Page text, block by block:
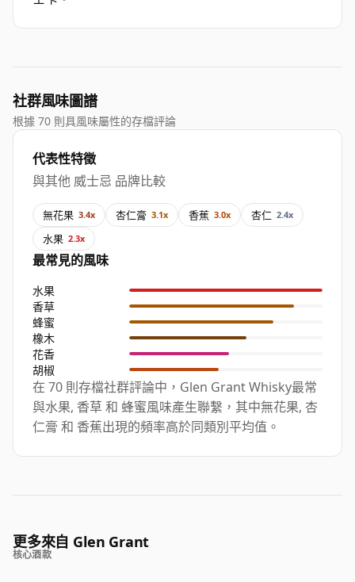
社群風味圖譜
根據 70 則具風味屬性的存檔評論
代表性特徵
與其他 威士忌 品牌比較
無花果 3.4x 杏仁膏 3.1x 香蕉 3.0x 杏仁 2.4x
水果 2.3x
最常見的風味
水果
香草
蜂蜜
橡木
花香
胡椒
在 70 則存檔社群評論中，Glen Grant Whisky最常
與水果, 香草 和 蜂蜜風味產生聯繫，其中無花果, 杏
仁膏 和 香蕉出現的頻率高於同類別平均值。
更多來自 Glen Grant
核心酒款